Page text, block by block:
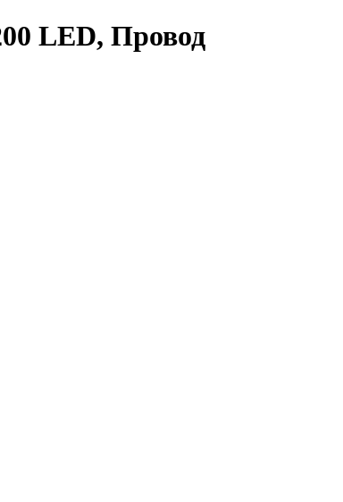
LED, Провод